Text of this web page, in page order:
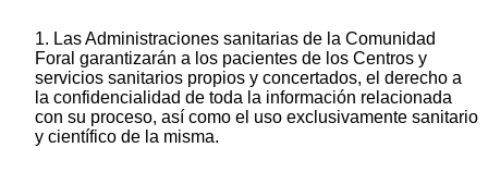
1. Las Administraciones sanitarias de la Comunidad
Foral garantizarán a los pacientes de los Centros y
servicios sanitarios propios y concertados, el derecho a
la confidencialidad de toda la información relacionada
con su proceso, así como el uso exclusivamente sanitario
y científico de la misma.